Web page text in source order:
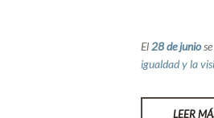
El28 de junio
igualdad y la
LEER